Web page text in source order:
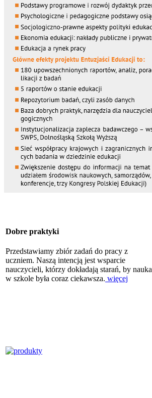
Dobre praktyki
Przedstawiamy zbiór zadań do pracy z
uczniem. Naszą intencją jest wsparcie
nauczycieli, którzy dokładają starań, by nauka
w szkole była coraz ciekawsza. więcej